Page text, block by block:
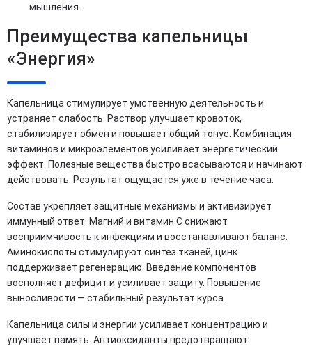
мышления.
Преимущества капельницы
«Энергия»
Капельница стимулирует умственную деятельность и
устраняет слабость. Раствор улучшает кровоток,
стабилизирует обмен и повышает общий тонус. Комбинация
витаминов и микроэлементов усиливает энергетический
эффект. Полезные вещества быстро всасываются и начинают
действовать. Результат ощущается уже в течение часа.
Состав укрепляет защитные механизмы и активизирует
иммунный ответ. Магний и витамин C снижают
восприимчивость к инфекциям и восстанавливают баланс.
Аминокислоты стимулируют синтез тканей, цинк
поддерживает регенерацию. Введение компонентов
восполняет дефицит и усиливает защиту. Повышение
выносливости — стабильный результат курса.
Капельница силы и энергии усиливает концентрацию и
улучшает память. Антиоксиданты предотвращают